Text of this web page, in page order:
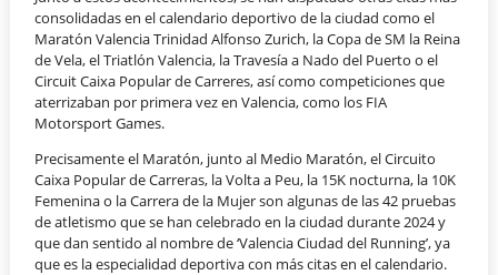
consolidadas en el calendario deportivo de la ciudad como el
Maratón Valencia Trinidad Alfonso Zurich, la Copa de SM la Reina
de Vela, el Triatlón Valencia, la Travesía a Nado del Puerto o el
Circuit Caixa Popular de Carreres, así como competiciones que
aterrizaban por primera vez en Valencia, como los FIA
Motorsport Games.
Precisamente el Maratón, junto al Medio Maratón, el Circuito
Caixa Popular de Carreras, la Volta a Peu, la 15K nocturna, la 10K
Femenina o la Carrera de la Mujer son algunas de las 42 pruebas
de atletismo que se han celebrado en la ciudad durante 2024 y
que dan sentido al nombre de ‘Valencia Ciudad del Running’, ya
que es la especialidad deportiva con más citas en el calendario.